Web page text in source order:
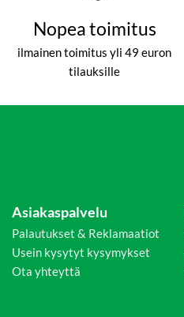
Nopea toimitus
ilmainen toimitus yli 49 euron
tilauksille
Asiakaspalvelu
Palautukset & Reklamaatiot
Usein kysytyt kysymykset
Ota yhteyttä